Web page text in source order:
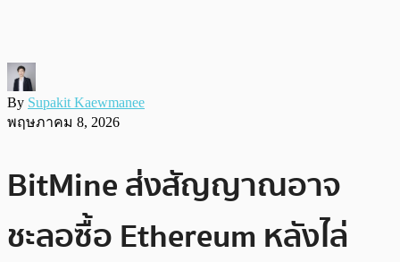
By Supakit Kaewmanee
พฤษภาคม 8, 2026
BitMine ส่งสัญญาณอาจ
ชะลอซื้อ Ethereum หลังไล่